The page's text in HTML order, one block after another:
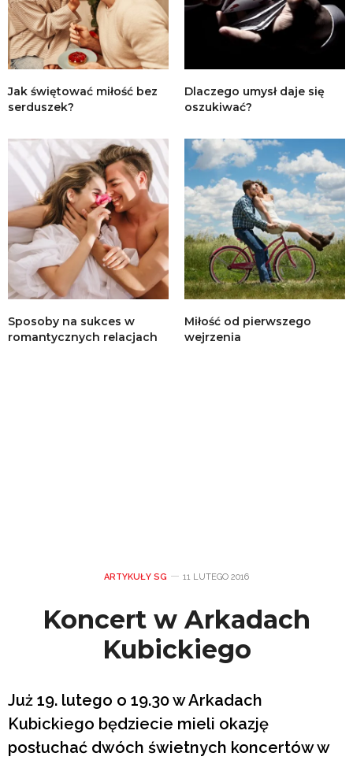
Jak świętować miłość bez
serduszek?
Dlaczego umysł daje się
oszukiwać?
Sposoby na sukces w
romantycznych relacjach
Miłość od pierwszego
wejrzenia
ARTYKUŁY SG 11 LUTEGO 2016
Koncert w Arkadach
Kubickiego
Już 19. lutego o 19.30 w Arkadach
Kubickiego będziecie mieli okazję
posłuchać dwóch świetnych koncertów w